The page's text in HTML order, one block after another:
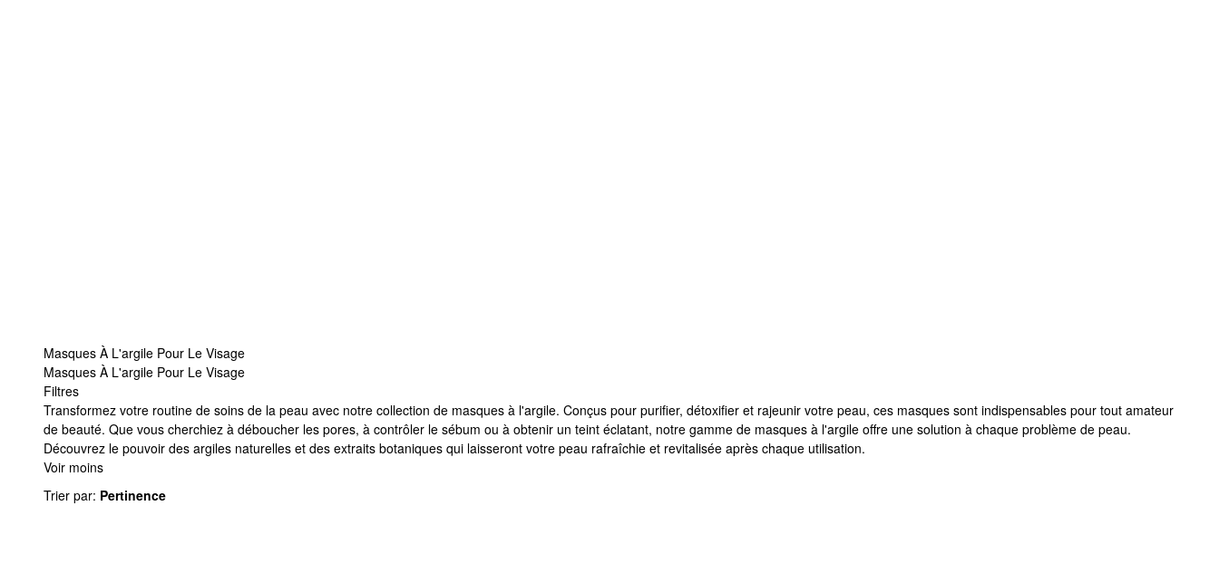
Masques À L'argile Pour Le Visage
Masques À L'argile Pour Le Visage
Filtres
Masques À L'argile Pour Le Visage
Transformez votre routine de soins de la peau avec notre collection de masques à l'argile. Conçus pour purifier, détoxifier et rajeunir votre peau, ces masques sont indispensables pour tout amateur
de beauté. Que vous cherchiez à déboucher les pores, à contrôler le sébum ou à obtenir un teint éclatant, notre gamme de masques à l'argile offre une solution à chaque problème de peau.
Découvrez le pouvoir des argiles naturelles et des extraits botaniques qui laisseront votre peau rafraîchie et revitalisée après chaque utilisation.
Voir moins
Trier par: Pertinence